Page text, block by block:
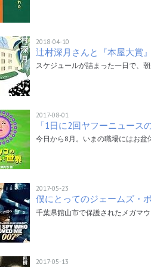
2018-04-10
辻村深月さんと『本屋大賞
スケジュールが詰まった一日で、
2017-08-01
「1日に2回ヤフーニュー
今日から8月。いまの職場にはお
2017-05-23
僕にとってのジェームズ・
千葉県館山市で保護されたメガマ
2017-05-13